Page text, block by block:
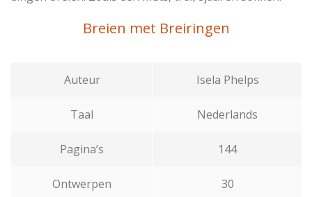
Breien met Breiringen
Auteur Isela Phelps
Taal Nederlands
Pagina’s 144
Ontwerpen 30